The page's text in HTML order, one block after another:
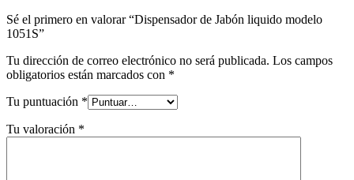
Sé el primero en valorar “Dispensador de Jabón liquido modelo
1051S”
Tu dirección de correo electrónico no será publicada. Los campos
obligatorios están marcados con *
Tu puntuación *
Tu valoración *